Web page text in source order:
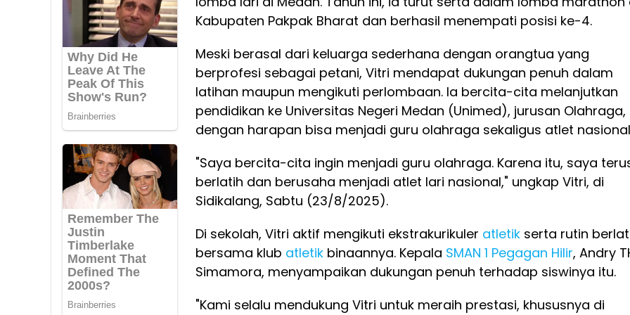
Kabupaten Pakpak Bharat dan berhasil menempati posisi ke-4.
Meski berasal dari keluarga sederhana dengan orangtua yang
berprofesi sebagai petani, Vitri mendapat dukungan penuh dalam
latihan maupun mengikuti perlombaan. Ia bercita-cita melanjutkan
pendidikan ke Universitas Negeri Medan (Unimed), jurusan Olahraga,
dengan harapan bisa menjadi guru olahraga sekaligus atlet
"Saya bercita-cita ingin menjadi guru olahraga. Karena itu, saya
berlatih dan berusaha menjadi atlet lari nasional," ungkap Vitri, di
Sidikalang, Sabtu (23/8/2025).
Di sekolah, Vitri aktif mengikuti ekstrakurikuler atletik serta rutin
bersama klub atletik binaannya. Kepala SMAN 1 Pegagan Hilir, Andry
Simamora, menyampaikan dukungan penuh terhadap siswinya itu.
"Kami selalu mendukung Vitri untuk meraih prestasi, khususnya di